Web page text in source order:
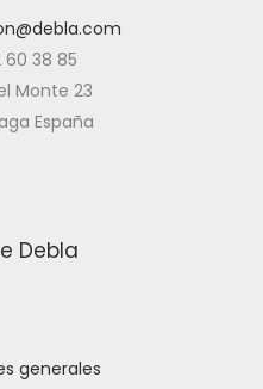
38 85
Monte 23
España
Debla
generales